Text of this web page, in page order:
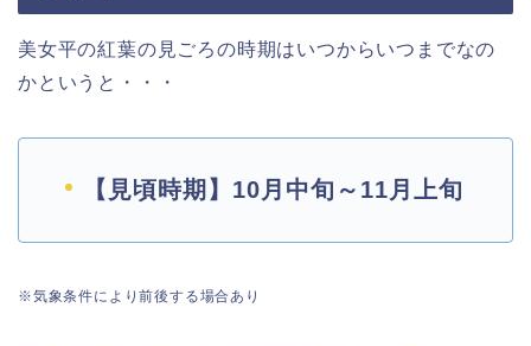
美女平の紅葉の見ごろの時期はいつからいつまでなの
かというと・・・
【見頃時期】10月中旬～11月上旬
※気象条件により前後する場合あり